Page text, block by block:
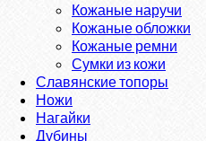
Кожаные наручи
Кожаные обложки
Кожаные ремни
Сумки из кожи
Славянские топоры
Ножи
Нагайки
Дубины